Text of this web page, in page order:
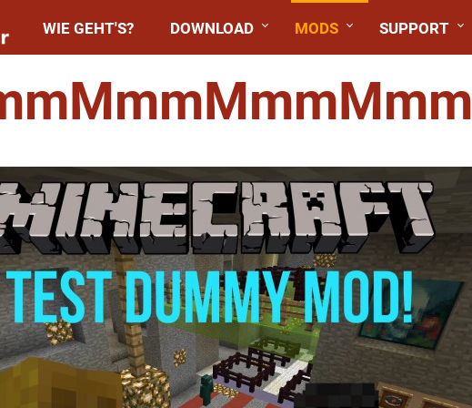
WIE GEHT'S? DOWNLOAD MODS SUPPORT